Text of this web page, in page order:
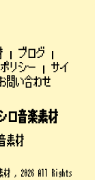
ブログ
リシー
サイ
問い合わせ
ロ音楽素材
素材
材 , 2026 All Rights